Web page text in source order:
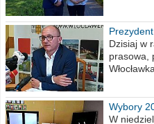
Dzisiaj w
prasowa,
Wybory
procent
W